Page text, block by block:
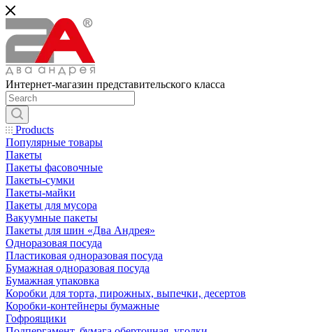
Интернет-магазин представительского класса
Products
Популярные товары
Пакеты
Пакеты фасовочные
Пакеты-сумки
Пакеты-майки
Пакеты для мусора
Вакуумные пакеты
Пакеты для шин «Два Андрея»
Одноразовая посуда
Пластиковая одноразовая посуда
Бумажная одноразовая посуда
Бумажная упаковка
Коробки для торта, пирожных, выпечки, десертов
Коробки-контейнеры бумажные
Гофроящики